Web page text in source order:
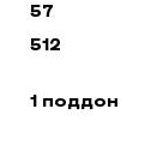
57
512
1 поддон